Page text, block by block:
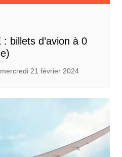
billets d’avion à 0
mercredi 21 février 2024